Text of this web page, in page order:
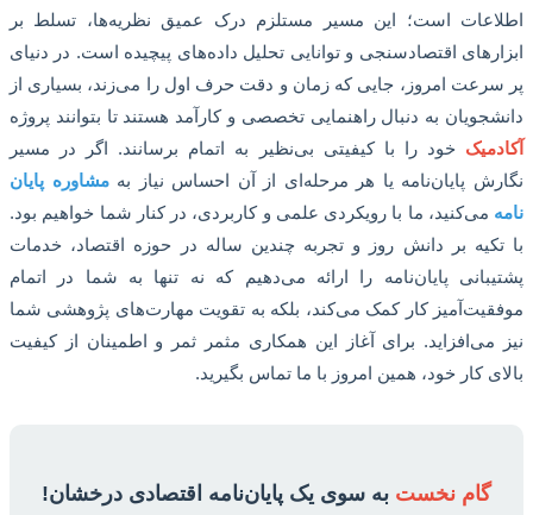
است؛ این مسیر مستلزم درک عمیق نظریه‌ها، تسلط بر
اقتصادسنجی و توانایی تحلیل داده‌های پیچیده است. در دنیای
امروز، جایی که زمان و دقت حرف اول را می‌زند، بسیاری از
به دنبال راهنمایی تخصصی و کارآمد هستند تا بتوانند پروژه
خود را با کیفیتی بی‌نظیر به اتمام برسانند. اگر در مسیر
پایان‌نامه یا هر مرحله‌ای از آن احساس نیاز بهمشاوره پایان
می‌کنید، ما با رویکردی علمی و کاربردی، در کنار شما خواهیم بود.
بر دانش روز و تجربه چندین ساله در حوزه اقتصاد، خدمات
پایان‌نامه را ارائه می‌دهیم که نه تنها به شما در اتمام
کار کمک می‌کند، بلکه به تقویت مهارت‌های پژوهشی شما
برای آغاز این همکاری مثمر ثمر و اطمینان از کیفیت
کار خود، همین امروز با ما تماس بگیرید.
گام نخستبه سوی یک پایان‌نامه اقتصادی درخشان!